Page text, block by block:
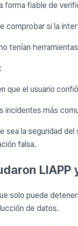
forma fiable de
comprobar si la
tenían
que el usuario
incidentes más
sea la seguridad
falsa.
LIAPP
solo puede
de datos.